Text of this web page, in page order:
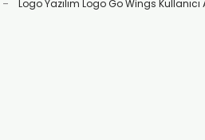
Logo Yazılım Logo Go Wings Kullanıcı